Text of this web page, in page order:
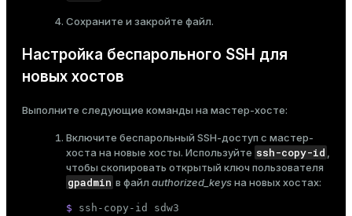
Сохраните и закройте файл.
Настройка беспарольного SSH для
новых хостов
Выполните следующие команды на мастер-хосте:
Включите беспарольный SSH-доступ с мастер-
хоста на новые хосты. Используйте ssh-copy-id ,
чтобы скопировать открытый ключ пользователя
gpadmin в файл authorized_keysна новых хостах:
$ ssh-copy-id sdw3